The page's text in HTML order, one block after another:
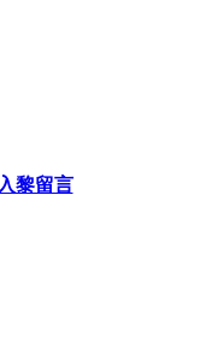
黎留言